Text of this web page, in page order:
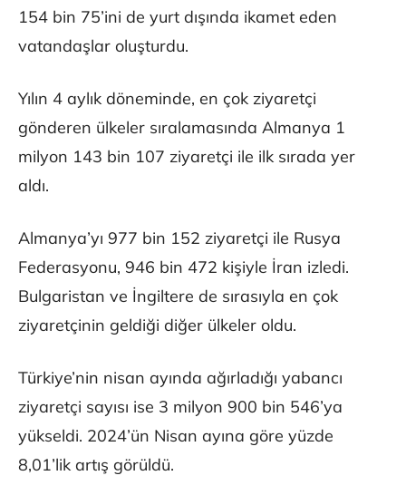
154 bin 75’ini de yurt dışında ikamet eden
vatandaşlar oluşturdu.
Yılın 4 aylık döneminde, en çok ziyaretçi
gönderen ülkeler sıralamasında Almanya 1
milyon 143 bin 107 ziyaretçi ile ilk sırada yer
aldı.
Almanya’yı 977 bin 152 ziyaretçi ile Rusya
Federasyonu, 946 bin 472 kişiyle İran izledi.
Bulgaristan ve İngiltere de sırasıyla en çok
ziyaretçinin geldiği diğer ülkeler oldu.
Türkiye’nin nisan ayında ağırladığı yabancı
ziyaretçi sayısı ise 3 milyon 900 bin 546’ya
yükseldi. 2024’ün Nisan ayına göre yüzde
8,01’lik artış görüldü.